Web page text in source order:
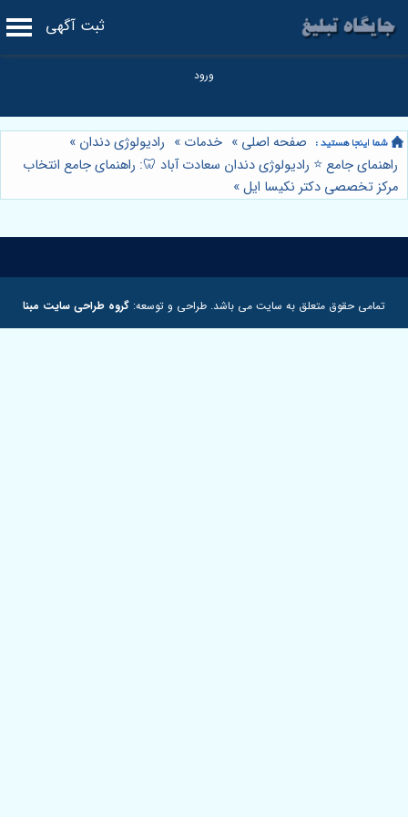
ثبت آگهی
صفحه اصلی » خدمات » رادیولوژی دندان »
راهنمای جامع ⭐️ رادیولوژی دندان سعادت آباد 🦷: راهنمای جامع انتخاب
مرکز تخصصی دکتر نکیسا ایل»
تمامی حقوق متعلق به سایت می باشد. طراحی و توسعه: گروه طراحی سایت مبنا